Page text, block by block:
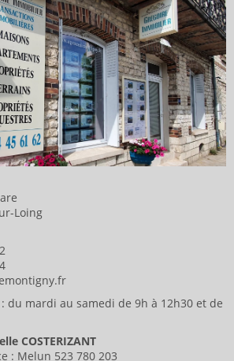
Loing
du mardi au samedi de 9h à 12h30 et de
COSTERIZANT
: Melun 523 780 203